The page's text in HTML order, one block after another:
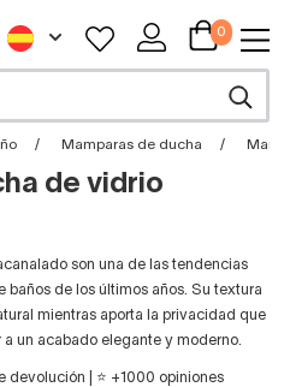
0
Mamparas de ducha
de vidrio
son una de las tendencias
de los últimos años. Su textura
mientras aporta la privacidad que
un acabado elegante y moderno.
devolución | ⭐ +1000 opiniones